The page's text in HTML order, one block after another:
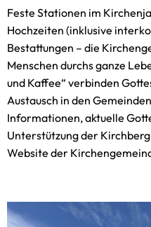
Feste Stationen im
Hochzeiten (inklusive
Bestattungen – die
Menschen durchs ganze
und Kaffee“ verbinden
Austausch in den
Informationen, aktuelle
Unterstützung der
Website der